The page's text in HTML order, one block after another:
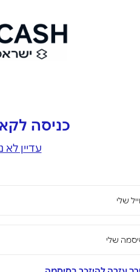
כניסה
עדיין
שלי
שלי